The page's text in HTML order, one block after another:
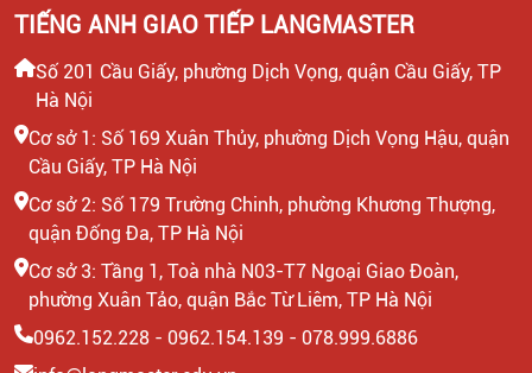
TIẾNG ANH GIAO TIẾP LANGMASTER
Số 201 Cầu Giấy, phường Dịch Vọng, quận Cầu Giấy, TP
Hà Nội
Cơ sở 1: Số 169 Xuân Thủy, phường Dịch Vọng Hậu, quận
Cầu Giấy, TP Hà Nội
Cơ sở 2: Số 179 Trường Chinh, phường Khương Thượng,
quận Đống Đa, TP Hà Nội
Cơ sở 3: Tầng 1, Toà nhà N03-T7 Ngoại Giao Đoàn,
phường Xuân Tảo, quận Bắc Từ Liêm, TP Hà Nội
0962.152.228 - 0962.154.139 - 078.999.6886